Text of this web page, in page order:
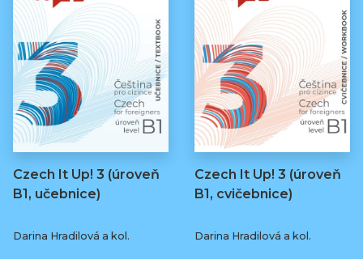
Czech It Up! 3 (úroveň
B1, učebnice)
Darina Hradilová a kol.
Czech It Up! 3 (úroveň
B1, cvičebnice)
Darina Hradilová a kol.